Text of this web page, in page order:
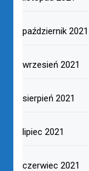
październik 2021
wrzesień 2021
sierpień 2021
lipiec 2021
czerwiec 2021